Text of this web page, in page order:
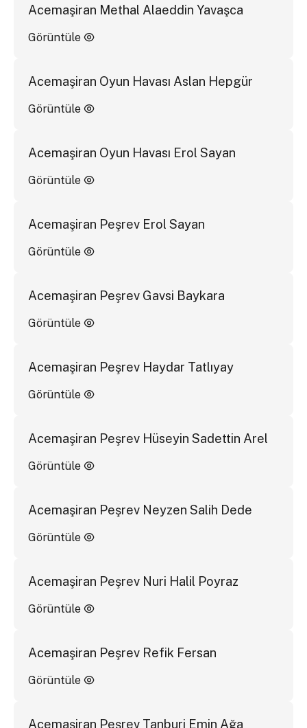
Acemaşiran Methal Alaeddin Yavaşca
Görüntüle
Acemaşiran Oyun Havası Aslan Hepgür
Görüntüle
Acemaşiran Oyun Havası Erol Sayan
Görüntüle
Acemaşiran Peşrev Erol Sayan
Görüntüle
Acemaşiran Peşrev Gavsi Baykara
Görüntüle
Acemaşiran Peşrev Haydar Tatlıyay
Görüntüle
Acemaşiran Peşrev Hüseyin Sadettin Arel
Görüntüle
Acemaşiran Peşrev Neyzen Salih Dede
Görüntüle
Acemaşiran Peşrev Nuri Halil Poyraz
Görüntüle
Acemaşiran Peşrev Refik Fersan
Görüntüle
Acemaşiran Peşrev Tanburi Emin Ağa